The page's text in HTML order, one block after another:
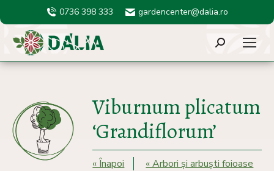
0736 398 333 gardencenter@dalia.ro
Search:
Viburnum plicatum
‘Grandiflorum’
« Înapoi « Arbori și arbuști foioase